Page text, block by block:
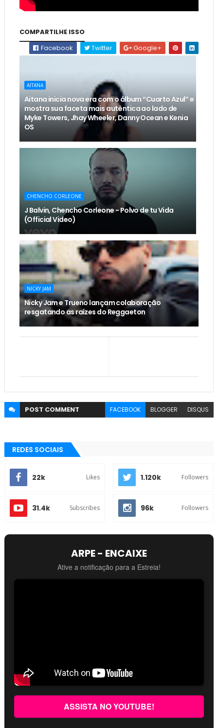
COMPARTILHE ISSO
Facebook
Twitter Google+
AITANA
Aitana inicia nova era com o álbum “Cuarto Azul” e
mostra sua faceta mais autêntica ao lado de
Myke Towers, Jhay Wheeler, Danny Ocean e Kenia
OS
CHENCHO CORLEONE
J Balvin, Chencho Corleone - Polvo de tu Vida
(Official Video)
NICKY JAM
Nicky Jam e Trueno lançam colaboração
resgatando as raízes do Reggaeton
POST COMMENT FACEBOOK BLOGGER DISQUS
REDES SOCIAIS
22k Likes 1.120k Followers
31.4k Subscribes 96k Followers
ARPE - ENCAIXE
Ative a notificação para a Estreia!
ASSISTA NO YOUTUBE!